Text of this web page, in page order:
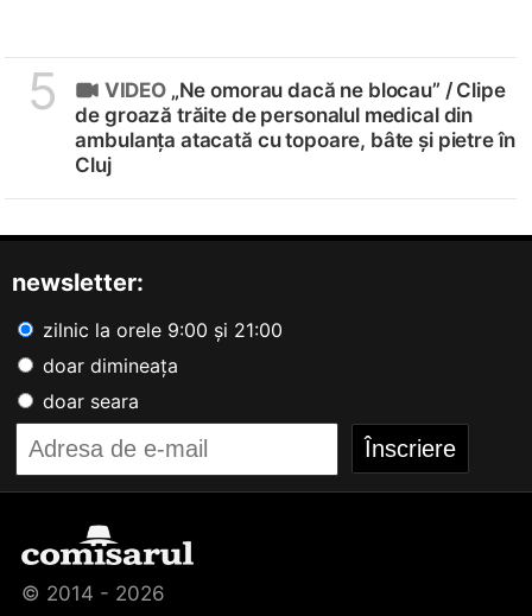
5 VIDEO„Ne omorau dacă ne blocau” /Clipe
de groază trăite de personalul medical din
ambulanța atacată cu topoare, bâte și pietre în
Cluj
newsletter:
zilnic la orele 9:00 și 21:00
doar dimineața
doar seara
© 2014 - 2026